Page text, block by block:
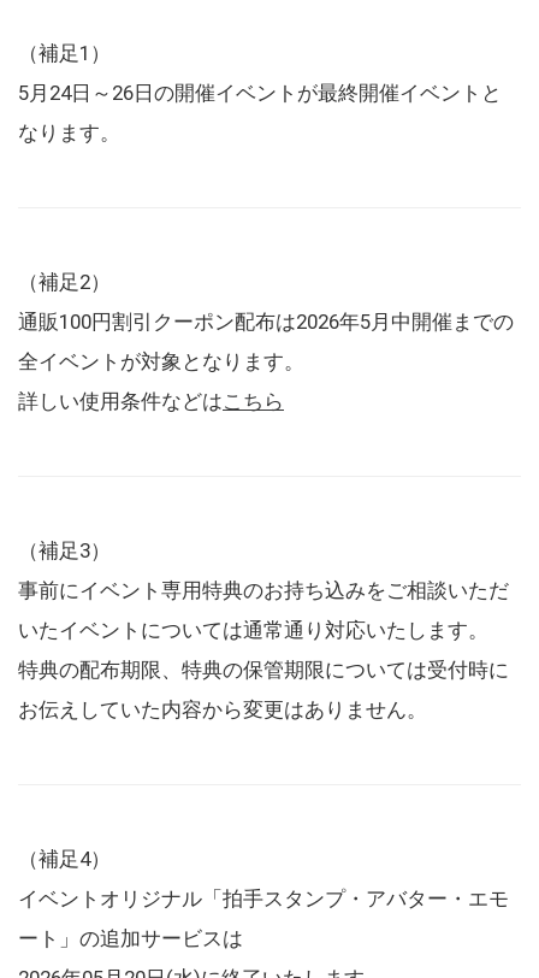
（補足1）
5月24日～26日の開催イベントが最終開催イベントと
なります。
（補足2）
通販100円割引クーポン配布は2026年5月中開催までの
全イベントが対象となります。
詳しい使用条件などはこちら
（補足3）
事前にイベント専用特典のお持ち込みをご相談いただ
いたイベントについては通常通り対応いたします。
特典の配布期限、特典の保管期限については受付時に
お伝えしていた内容から変更はありません。
（補足4）
イベントオリジナル「拍手スタンプ・アバター・エモ
ート」の追加サービスは